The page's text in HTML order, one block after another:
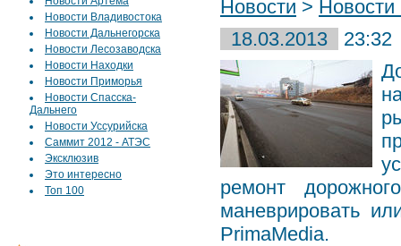
Новости Владивостока
Новости Дальнегорска
Новости Лесозаводска
Новости Находки
Новости Приморья
Новости Спасска-
Дальнего
Новости Уссурийска
Саммит 2012 - АТЭС
Эксклюзив
Это интересно
Топ 100
Новости > Новости
18.03.2013
23:32
ремонт
маневрировать
PrimaMedia.